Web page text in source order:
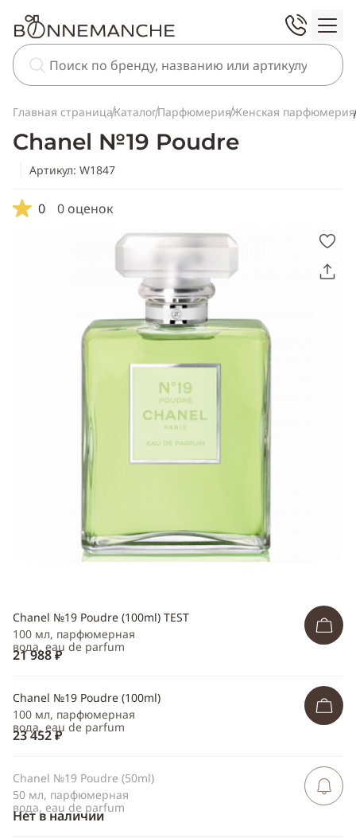
Главная страницаКаталогПарфюмерияЖенская парфюмерия
Chanel №19 Poudre
Артикул: W1847
0 0 оценок
Скопировать
ссылку
Telegram
WhatsApp
Viber
Одноклассники
Chanel №19 Poudre (100ml) TEST
100 мл, парфюмерная
вода, eau de parfum
21 988 ₽
Chanel №19 Poudre (100ml)
100 мл, парфюмерная
вода, eau de parfum
23 452 ₽
Chanel №19 Poudre (50ml)
50 мл, парфюмерная
вода, eau de parfum
Нет в наличии
Сообщить